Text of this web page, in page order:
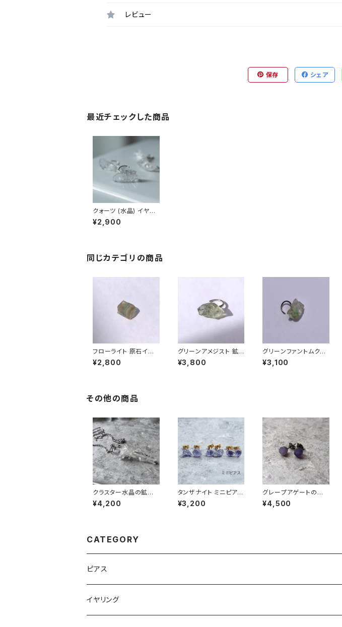
レビュー
保存 シェア
最近チェックした商品
クォーツ (水晶) イヤー
カフ 原石 鉱物 天然石
ハンドメイド アクセサリ
¥2,900
同じカテゴリの商品
フローライト 原石イヤ
ーカフ 一点もの 鉱物
天然石 ハンドメイド ア
¥2,800
グリーンアメジスト 鉱
物イヤーカフ 一点もの
原石 天然石 ハンドメイ
¥3,800
グリーンファントムクォ
ーツ 原石イヤーカフ 一
点もの 鉱物 天然石 ハ
¥3,100
その他の商品
クラスター水晶の鉱物
ネックレス 一点もの 原
石 天然石 ハンドメイド
¥4,200
タンザナイト ミニピアス
/ イヤリング 原石 鉱物
天然石 アレルギー対応
¥3,200
グレープアゲートの鉱
物ピアス 一点もの 原石
天然石 金属アレルギー
¥4,500
CATEGORY
ピアス
イヤリング